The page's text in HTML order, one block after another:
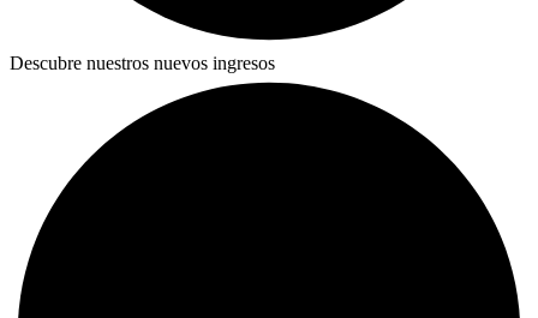
Descubre nuestros nuevos ingresos